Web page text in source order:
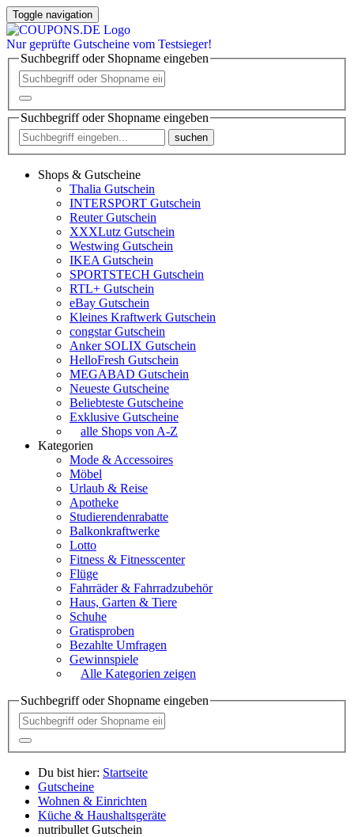
Toggle navigation
Nur geprüfte Gutscheine vom Testsieger!
Suchbegriff oder Shopname eingeben
Suchbegriff oder Shopname eingeben
suchen
Shops & Gutscheine
Thalia Gutschein
INTERSPORT Gutschein
Reuter Gutschein
XXXLutz Gutschein
Westwing Gutschein
IKEA Gutschein
SPORTSTECH Gutschein
RTL+ Gutschein
eBay Gutschein
Kleines Kraftwerk Gutschein
congstar Gutschein
Anker SOLIX Gutschein
HelloFresh Gutschein
MEGABAD Gutschein
Neueste Gutscheine
Beliebteste Gutscheine
Exklusive Gutscheine
alle Shops von A-Z
Kategorien
Mode & Accessoires
Möbel
Urlaub & Reise
Apotheke
Studierendenrabatte
Balkonkraftwerke
Lotto
Fitness & Fitnesscenter
Flüge
Fahrräder & Fahrradzubehör
Haus, Garten & Tiere
Schuhe
Gratisproben
Bezahlte Umfragen
Gewinnspiele
Alle Kategorien zeigen
Suchbegriff oder Shopname eingeben
Du bist hier: Startseite
Gutscheine
Wohnen & Einrichten
Küche & Haushaltsgeräte
nutribullet Gutschein